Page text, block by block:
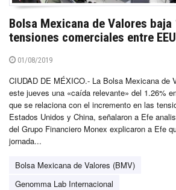
Bolsa Mexicana de Valores baja
tensiones comerciales entre
01/08/2019
CIUDAD DE MÉXICO.- La Bolsa Mexicana de
este jueves una «caída relevante» del 1.26%
que se relaciona con el incremento en las
Estados Unidos y China, señalaron a Efe
del Grupo Financiero Monex explicaron a Efe
jornada...
Bolsa Mexicana de Valores (BMV)
Genomma Lab Internacional